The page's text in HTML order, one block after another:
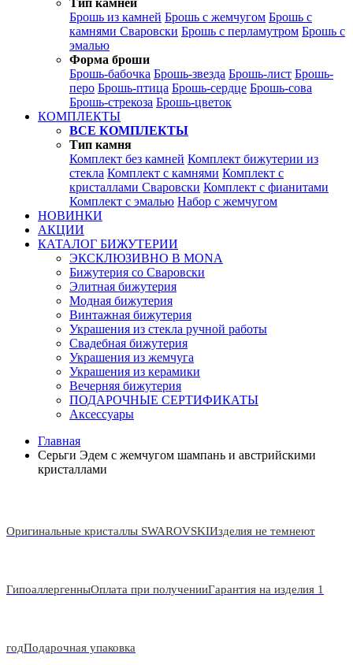
Тип камней
Брошь из камней Брошь с жемчугом Брошь с
камнями Сваровски Брошь с перламутром Брошь с
эмалью
Форма броши
Брошь-бабочка Брошь-звезда Брошь-лист Брошь-
перо Брошь-птица Брошь-сердце Брошь-сова
Брошь-стрекоза Брошь-цветок
КОМПЛЕКТЫ
ВСЕ КОМПЛЕКТЫ
Тип камня
Комплект без камней Комплект бижутерии из
стекла Комплект с камнями Комплект с
кристаллами Сваровски Комплект с фианитами
Комплект с эмалью Набор с жемчугом
НОВИНКИ
АКЦИИ
КАТАЛОГ БИЖУТЕРИИ
ЭКСКЛЮЗИВНО В MONA
Бижутерия со Сваровски
Элитная бижутерия
Модная бижутерия
Винтажная бижутерия
Украшения из стекла ручной работы
Свадебная бижутерия
Украшения из жемчуга
Украшения из керамики
Вечерняя бижутерия
ПОДАРОЧНЫЕ СЕРТИФИКАТЫ
Аксессуары
Главная
Серьги Эдем с жемчугом шампань и австрийскими
кристаллами
Оригинальные кристаллы SWAROVSKIИзделия не темнеют
ГипоаллергенныОплата при полученииГарантия на изделия 1
годПодарочная упаковка